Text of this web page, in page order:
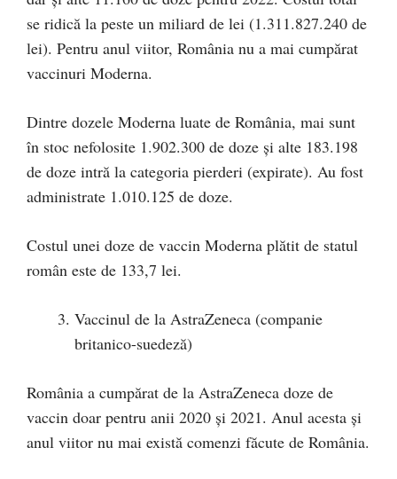
se ridică la peste un miliard de lei (1.311.827.240 de
lei). Pentru anul viitor, România nu a mai cumpărat
vaccinuri Moderna.
Dintre dozele Moderna luate de România, mai sunt
în stoc nefolosite 1.902.300 de doze și alte 183.198
de doze intră la categoria pierderi (expirate). Au fost
administrate 1.010.125 de doze.
Costul unei doze de vaccin Moderna plătit de statul
român este de 133,7 lei.
Vaccinul de la AstraZeneca (companie
britanico-suedeză)
România a cumpărat de la AstraZeneca doze de
vaccin doar pentru anii 2020 și 2021. Anul acesta și
anul viitor nu mai există comenzi făcute de România.